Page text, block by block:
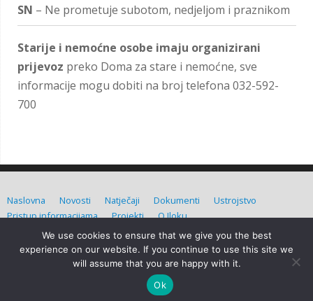
SN – Ne prometuje subotom, nedjeljom i praznikom
Starije i nemoćne osobe imaju organizirani
prijevoz preko Doma za stare i nemoćne, sve
informacije mogu dobiti na broj telefona 032-592-
700
Naslovna Novosti Natječaji Dokumenti
Ustrojstvo
Pristup informacijama
Projekti O Iloku
Grad Ilok (C) Sva prava pridržana. Izradio: Admin d.o.o.
Grad Ilok| Powered by Mantra&WordPress.
We use cookies to ensure that we give you the best
experience on our website. If you continue to use this site we
will assume that you are happy with it.
Ok